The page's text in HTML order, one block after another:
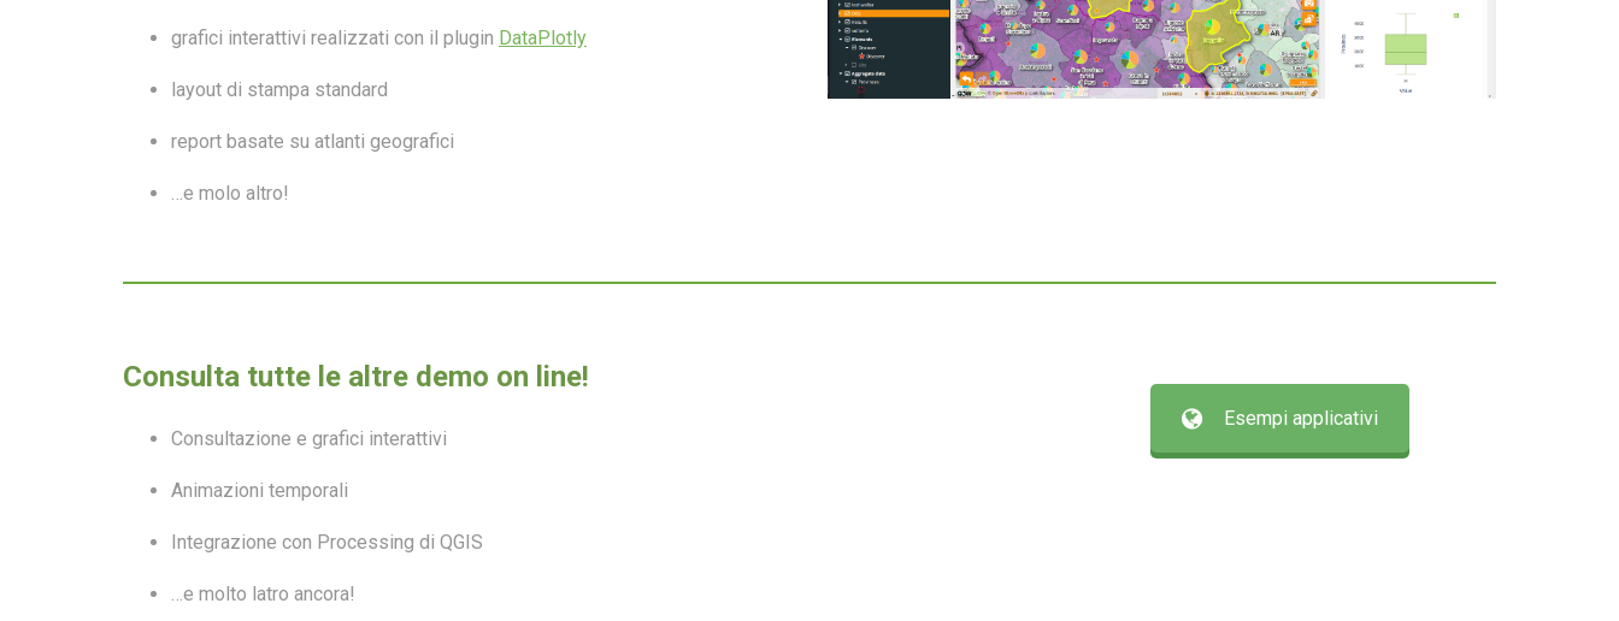
grafici interattivi realizzati con il plugin DataPlotly
layout di stampa standard
report basate su atlanti geografici
…e molo altro!
Consulta tutte le altre demo on line!
Consultazione e grafici interattivi
Animazioni temporali
Integrazione con Processing di QGIS
…e molto latro ancora!
Esempi applicativi